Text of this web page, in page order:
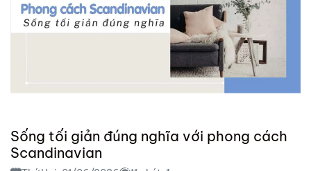
Sống tối giản đúng nghĩa với phong cách
Scandinavian